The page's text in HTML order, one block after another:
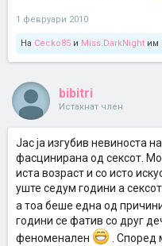
1 февруари 2010
На Cecko85 и Miss.DarkNight им
bibitri
Истакнат член
Јас ја изгубив невиноста
фасцинирана од сексот.
иста возраст и со исто
уште седум години а
а тоа беше една од
години се фатив со друг
феноменален
. Според